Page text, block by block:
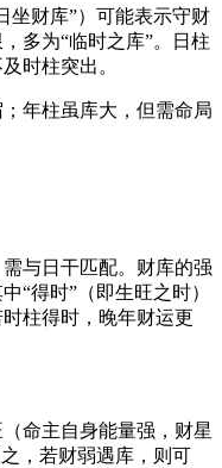
坐财库”）可能表示守财
多为“临时之库”。日柱
时柱突出。
年柱虽库大，但需命局
与日干匹配。财库的强
“得时”（即生旺之时）
柱得时，晚年财运更
命主自身能量强，财星
，若财弱遇库，则可